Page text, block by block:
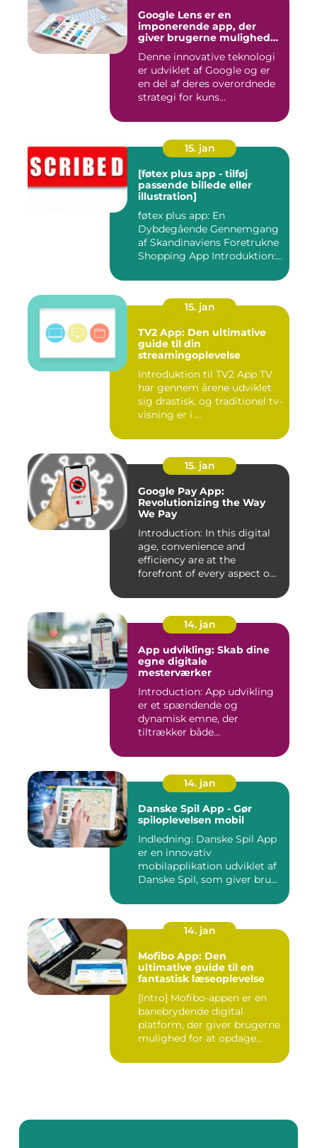
Google Lens er en
imponerende app, der
giver brugerne mulighed
om de ting, de ser, ved blot
at bruge kameraet på
deres smartphone
Denne innovative teknologi
er udviklet af Google og er
en del af deres overordnede
strategi for kuns...
15. jan
[føtex plus app - tilføj
passende billede eller
illustration]
føtex plus app: En
Dybdegående Gennemgang
af Skandinaviens Foretrukne
Shopping App Introduktion:
15. jan
TV2 App: Den ultimative
guide til din
streamingoplevelse
Introduktion til TV2 App TV
har gennem årene udviklet
sig drastisk, og traditionel tv-
visning er i ...
15. jan
Google Pay App:
Revolutionizing the Way
We Pay
Introduction: In this digital
age, convenience and
efficiency are at the
forefront of every aspect o...
14. jan
App udvikling: Skab dine
egne digitale
mesterværker
Introduction: App udvikling
er et spændende og
dynamisk emne, der
tiltrækker både
14. jan
Danske Spil App - Gør
spiloplevelsen mobil
Indledning: Danske Spil App
er en innovativ
mobilapplikation udviklet af
Danske Spil, som giver bru...
14. jan
Mofibo App: Den
ultimative guide til en
fantastisk læseoplevelse
[Intro] Mofibo-appen er en
banebrydende digital
platform, der giver brugerne
mulighed for at opdage...